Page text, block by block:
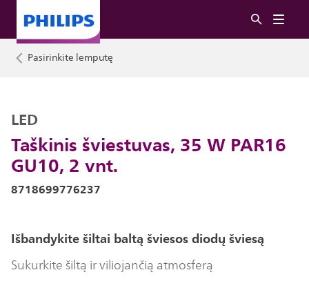
Pasirinkite lemputę
Taškinis šviestuvas, 35 W PAR16
GU10, 2 vnt.
LED
8718699776237
Išbandykite šiltai baltą šviesos diodų šviesą
Sukurkite šiltą ir viliojančią atmosferą